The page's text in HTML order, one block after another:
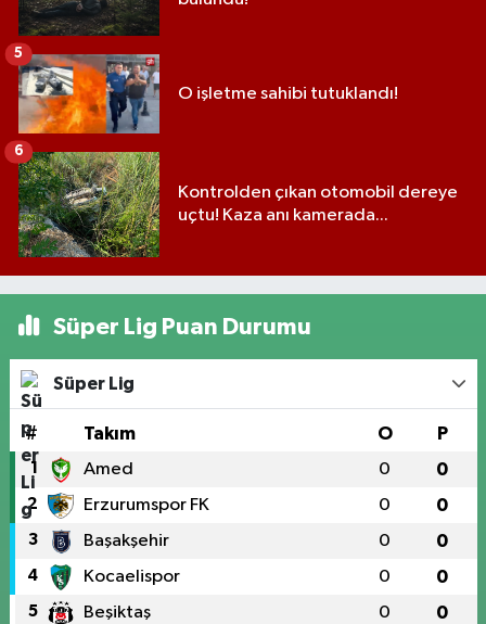
O işletme sahibi tutuklandı!
5
Kontrolden çıkan otomobil dereye
uçtu! Kaza anı kamerada...
6
Süper Lig Puan Durumu
Süper Lig
# Takım O P
1 Amed 0 0
2 Erzurumspor FK 0 0
3 Başakşehir 0 0
4 Kocaelispor 0 0
5 Beşiktaş 0 0